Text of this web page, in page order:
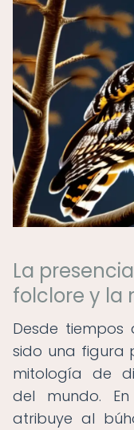
La
folclore y la
Desde tiempos
sido una figura
mitología de
del mundo.
atribuye al